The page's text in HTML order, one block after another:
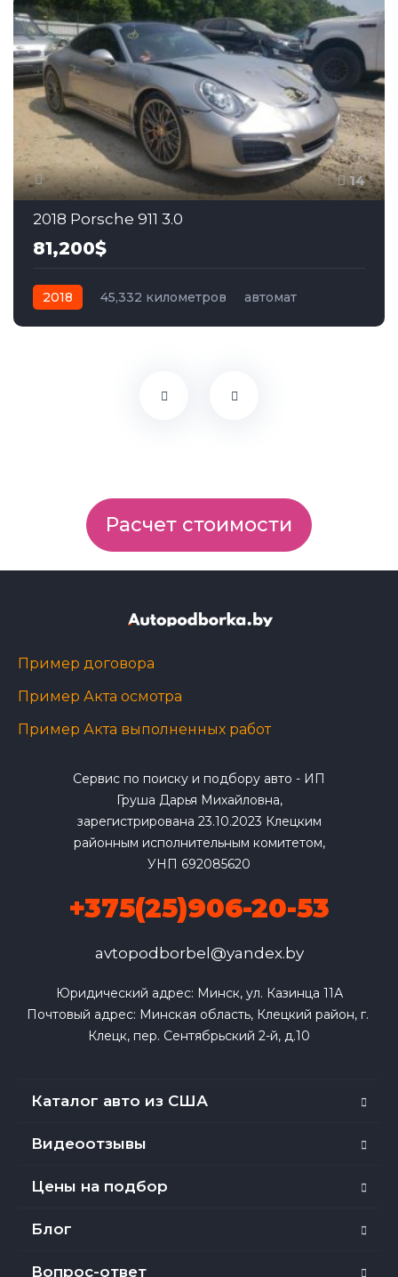
14
2018 Porsche 911 3.0
81,200$
2018 45,332 километров
автомат
Расчет стоимости
Пример договора
Пример Акта осмотра
Пример Акта выполненных работ
Сервис по поиску и подбору авто - ИП
Груша Дарья Михайловна,
зарегистрирована 23.10.2023 Клецким
районным исполнительным комитетом,
УНП 692085620
+375(25)906-20-53
avtopodborbel@yandex.by
Юридический адрес: Минск, ул. Казинца 11А
Почтовый адрес: Минская область, Клецкий район, г.
Клецк, пер. Сентябрьский 2-й, д.10
Каталог авто из США
Видеоотзывы
Цены на подбор
Блог
Вопрос-ответ